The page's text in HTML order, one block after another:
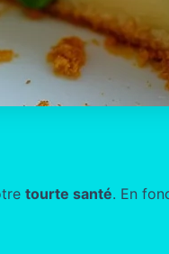
tourte santé. En